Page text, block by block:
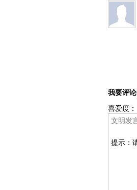
我要评
提示：
喜爱度：